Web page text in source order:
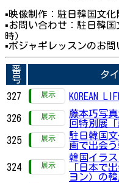
▪映像制作：駐日韓国文化
▪お問い合わせ：駐日韓
時）
▪ポジャギレッスンのお
番
号
タ
327 KOREAN
326
藤本巧写
回特別展
325
駐日韓国
画で出会う
324
韓国イラ
「日本で
ヨン）の韓